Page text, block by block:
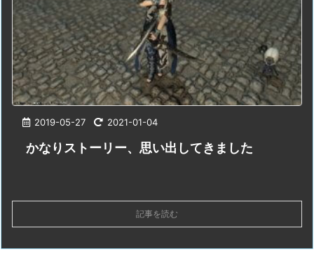
2019-05-27 2021-01-04
かなりストーリー、思い出してきました
記事を読む